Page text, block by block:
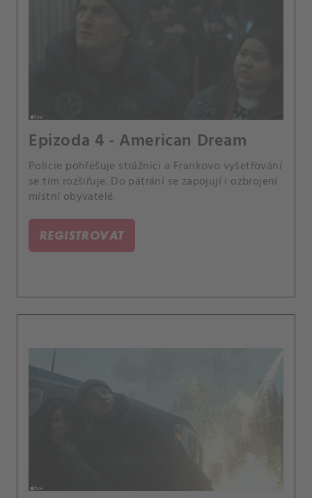
Epizoda 4 - American Dream
Policie pohřešuje strážnici a Frankovo vyšetřování
se tím rozšiřuje. Do pátrání se zapojují i ozbrojení
místní obyvatelé.
REGISTROVAT